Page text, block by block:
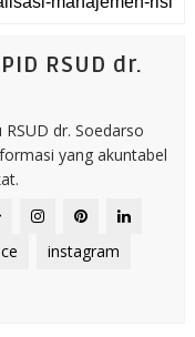
RSUD dr.
dr. Soedarso
yang akuntabel
instagram